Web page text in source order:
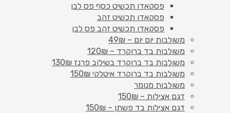
פסקאדו תכשיט כסף פס לבן
פסקאדו תכשיט זהב
פסקאדו תכשיט זהב פס לבן
משולבות יום יום – 49₪
משולבות בד ברוקרד – 120₪
משולבות בד ברוקרד בשילוב פרנז 130₪
משולבות בד ברוקרד איטלקי 150₪
משולבות מנומר
דגם אצילות – 150₪
דגם אצילות בד פשתן – 150₪